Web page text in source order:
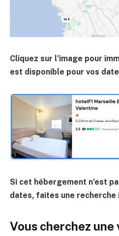
Cliquez sur l’image pour
est disponible pour vos
Si cet hébergement n’est
dates, faites une recherche
Vous cherchez une